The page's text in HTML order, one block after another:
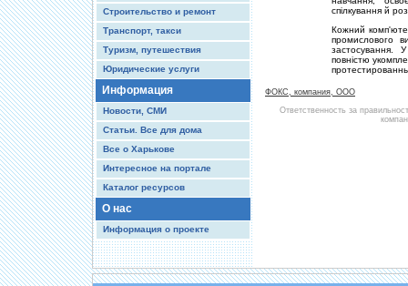
Строительство и ремонт
Транспорт, такси
Туризм, путешествия
Юридические услуги
Информация
Новости, СМИ
Статьи. Все для дома
Все о Харькове
Интересное на портале
Каталог ресурсов
О нас
Информация о проекте
спілкування й
Кожний
промислового
застосування.
повністю
ФОКС, компания, ООО
Ответственность за